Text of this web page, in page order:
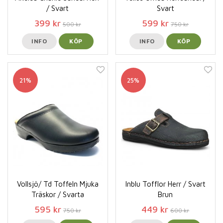
/ Svart
399 kr 500 kr
INFO KÖP
Svart
599 kr 750 kr
INFO KÖP
21%
Vollsjö/ Td Toffeln Mjuka
Träskor / Svarta
595 kr 750 kr
25%
Inblu Tofflor Herr / Svart
Brun
449 kr 600 kr